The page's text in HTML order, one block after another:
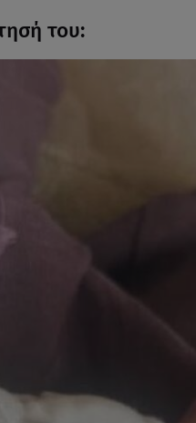
του: